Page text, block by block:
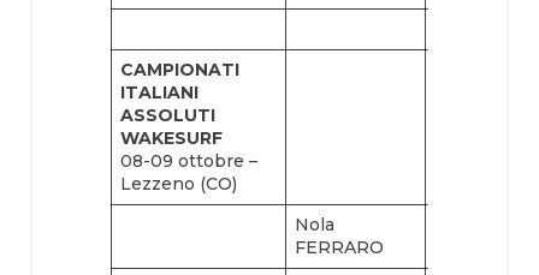
CAMPIONATI
ITALIANI
ASSOLUTI
WAKESURF
08-09 ottobre –
Lezzeno (CO)
Nola
FERRARO